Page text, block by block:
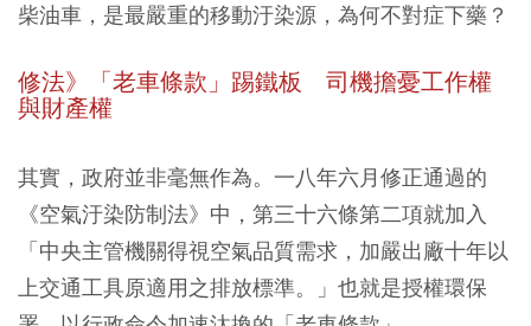
柴油車，是最嚴重的移動汙染源，為何不對症下藥？
修法》「老車條款」踢鐵板 司機擔憂工作權
與財產權
其實，政府並非毫無作為。一八年六月修正通過的
《空氣汙染防制法》中，第三十六條第二項就加入
「中央主管機關得視空氣品質需求，加嚴出廠十年以
上交通工具原適用之排放標準。」也就是授權環保